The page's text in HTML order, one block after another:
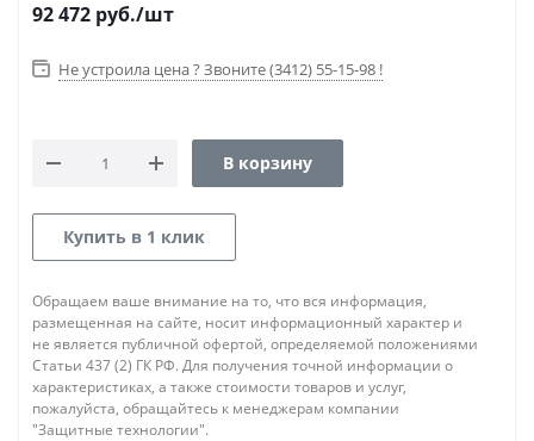
92 472 руб./шт
Не устроила цена ? Звоните (3412) 55-15-98 !
В корзину
Купить в 1 клик
Обращаем ваше внимание на то, что вся информация,
размещенная на сайте, носит информационный характер и
не является публичной офертой, определяемой положениями
Статьи 437 (2) ГК РФ. Для получения точной информации о
характеристиках, а также стоимости товаров и услуг,
пожалуйста, обращайтесь к менеджерам компании
"Защитные технологии".